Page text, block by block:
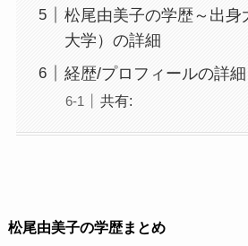
松尾由美子の学歴～出身
大学）の詳細
経歴/プロフィールの詳細
共有:
松尾由美子の学歴まとめ